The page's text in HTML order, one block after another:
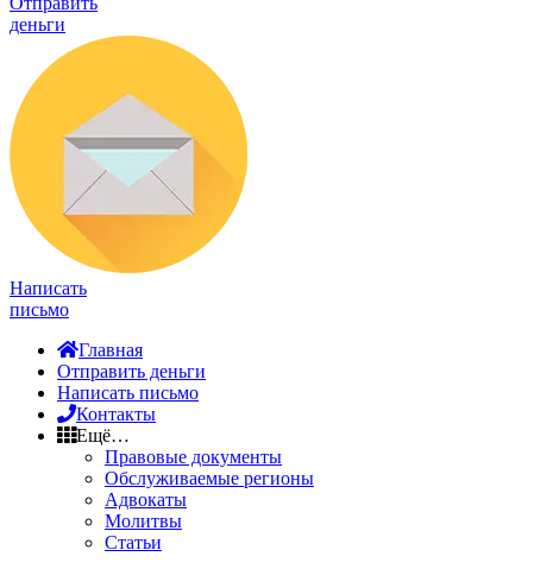
деньги
Написать
письмо
Главная
Отправить деньги
Написать письмо
Контакты
Ещё…
Правовые документы
Обслуживаемые регионы
Адвокаты
Молитвы
Статьи